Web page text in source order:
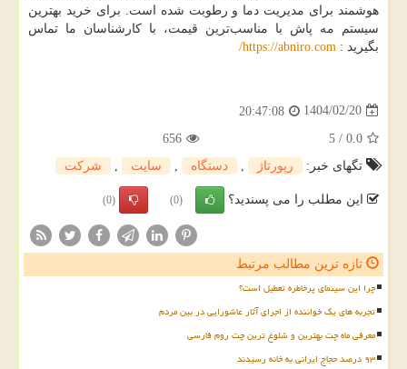
هوشمند برای مدیریت دما و رطوبت شده است. برای خرید بهترین
سیستم مه پاش با مناسب‌ترین قیمت، با کارشناسان ما تماس
بگیرید : https://abniro.com
/
1404/02/20
20:47:08
0.0
/
5
656
تگهای خبر:
رپورتاژ دستگاه سایت شركت
این مطلب را می پسندید؟ (0)
(0)
تازه ترین مطالب مرتبط
چرا این سینمای پرخاطره تعطیل است؟
تجربه های یک خواننده از اجرای آثار عاشورایی در بین مردم
معرفی ماه چت بهترین و شلوغ ترین چت روم فارسی
۹۳ درصد حجاج ایرانی به خانه رسیدند